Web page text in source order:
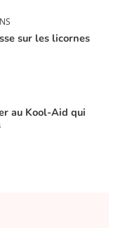
sur les licornes
au Kool-Aid qui